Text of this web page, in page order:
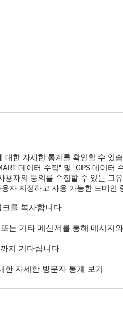
대한 자세한 통계를 확인할 수 있
데이터 수집" 및 "GPS 데이
용자의 동의를 수집할 수 있는 고
자 지정하고 사용 가능한 도메
를 복사합니다
는 기타 메신저를 통해 메시지
지 기다립니다
한 자세한 방문자 통계 보기